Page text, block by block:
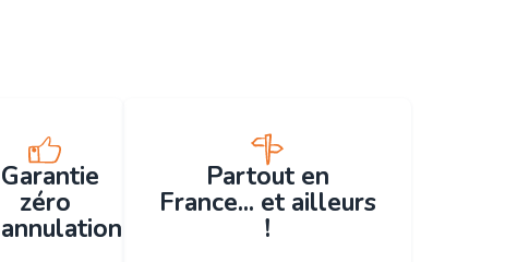
Garantie
zéro
annulation
Partout en
France... et ailleurs
!